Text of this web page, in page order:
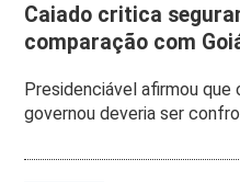
Caiado critica
comparação com
Presidenciável afirmou
governou deveria ser